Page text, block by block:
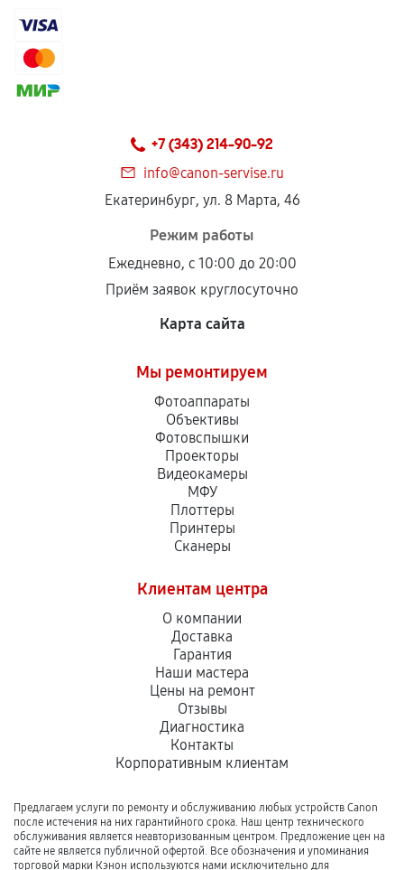
+7 (343) 214-90-92
info@canon-servise.ru
Екатеринбург, ул. 8 Марта, 46
Режим работы
Ежедневно, с 10:00 до 20:00
Приём заявок круглосуточно
Карта сайта
Мы ремонтируем
Фотоаппараты
Объективы
Фотовспышки
Проекторы
Видеокамеры
МФУ
Плоттеры
Принтеры
Сканеры
Клиентам центра
О компании
Доставка
Гарантия
Наши мастера
Цены на ремонт
Отзывы
Диагностика
Контакты
Корпоративным клиентам
Предлагаем услуги по ремонту и обслуживанию любых устройств Canon
после истечения на них гарантийного срока. Наш центр технического
обслуживания является неавторизованным центром. Предложение цен на
сайте не является публичной офертой. Все обозначения и упоминания
торговой марки Кэнон используются нами исключительно для